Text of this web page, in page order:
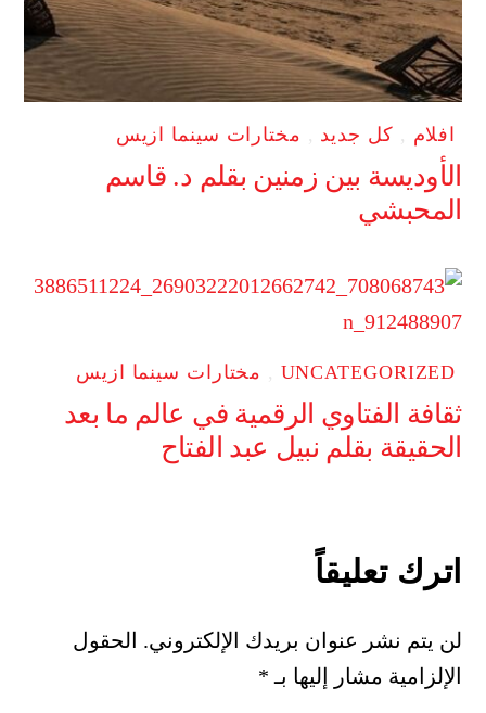
افلام كل جديد مختارات سينما ازيس
الأوديسة بين زمنين بقلم د. قاسم
المحبشي
UNCATEGORIZED
, مختارات سينما ازيس
ثقافة الفتاوي الرقمية في عالم ما بعد
الحقيقة بقلم نبيل عبد الفتاح
اترك تعليقاً
لن يتم نشر عنوان بريدك الإلكتروني. الحقول
الإلزامية مشار إليها بـ *